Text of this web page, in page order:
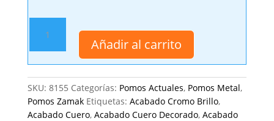
Grifo,
40
x
40
mm.
cantidad
Añadir al carrito
SKU: 8155 Categorías: Pomos Actuales, Pomos Metal,
Pomos Zamak Etiquetas: Acabado Cromo Brillo,
Acabado Cuero, Acabado Cuero Decorado, Acabado